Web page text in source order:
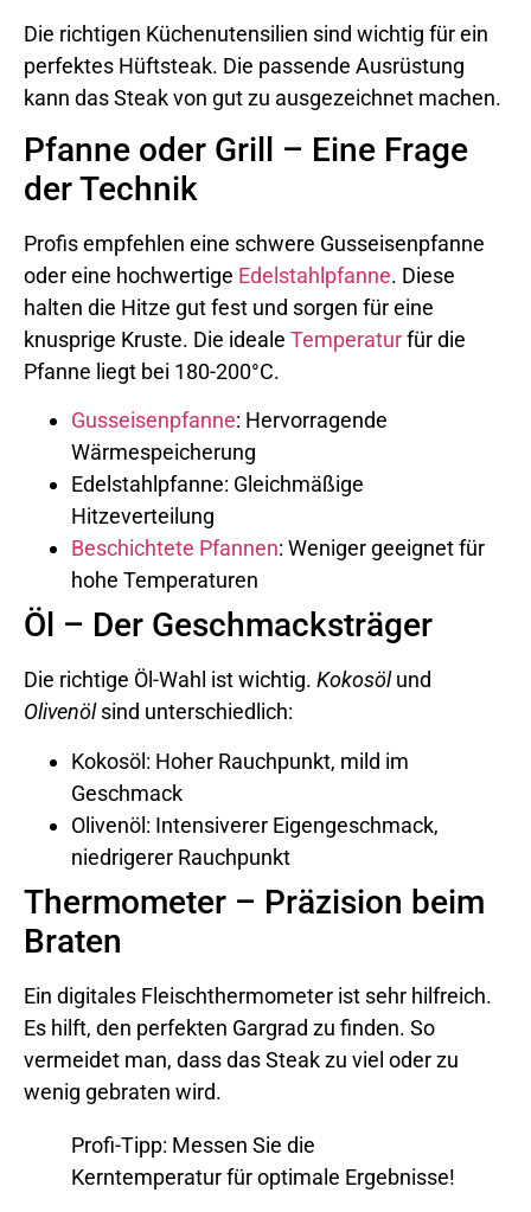
Die richtigen Küchenutensilien sind wichtig für ein
perfektes Hüftsteak. Die passende Ausrüstung
kann das Steak von gut zu ausgezeichnet machen.
Pfanne oder Grill – Eine Frage
der Technik
Profis empfehlen eine schwere Gusseisenpfanne
oder eine hochwertige Edelstahlpfanne. Diese
halten die Hitze gut fest und sorgen für eine
knusprige Kruste. Die ideale Temperaturfür die
Pfanne liegt bei 180-200°C.
Gusseisenpfanne: Hervorragende
Wärmespeicherung
Edelstahlpfanne: Gleichmäßige
Hitzeverteilung
Beschichtete Pfannen: Weniger geeignet für
hohe Temperaturen
Öl – Der Geschmacksträger
Die richtige Öl-Wahl ist wichtig. Kokosölund
Olivenölsind unterschiedlich:
Kokosöl: Hoher Rauchpunkt, mild im
Geschmack
Olivenöl: Intensiverer Eigengeschmack,
niedrigerer Rauchpunkt
Thermometer – Präzision beim
Braten
Ein digitales Fleischthermometer ist sehr hilfreich.
Es hilft, den perfekten Gargrad zu finden. So
vermeidet man, dass das Steak zu viel oder zu
wenig gebraten wird.
Profi-Tipp: Messen Sie die
Kerntemperatur für optimale Ergebnisse!